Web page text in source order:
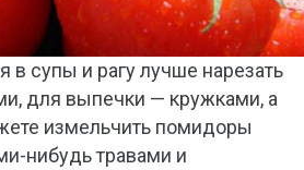
в супы и рагу лучше нарезать
для выпечки — кружками, а
измельчить помидоры
нибудь травами и